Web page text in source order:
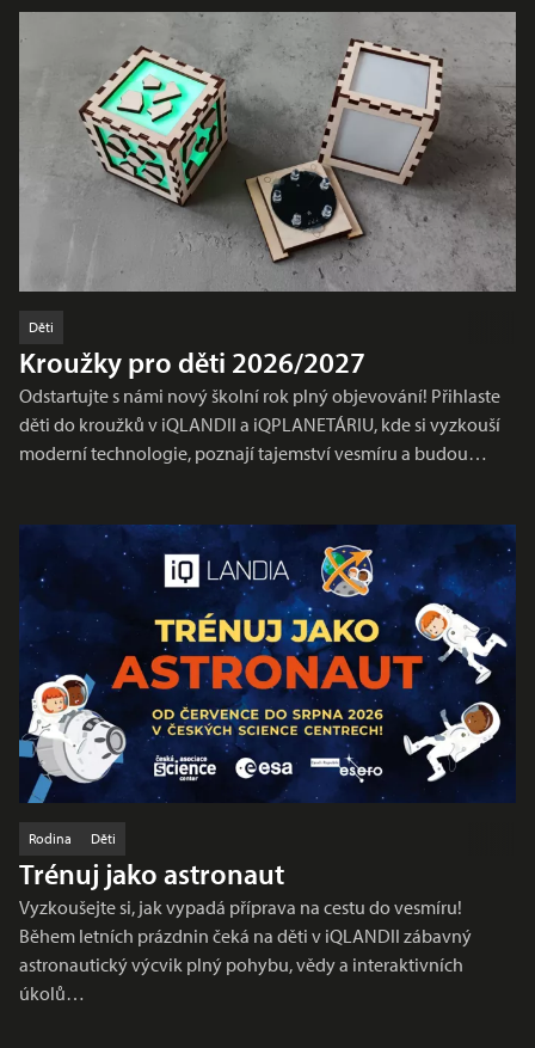
Děti
Kroužky pro děti 2026/2027
Odstartujte s námi nový školní rok plný objevování! Přihlaste
děti do kroužků v iQLANDII a iQPLANETÁRIU, kde si vyzkouší
moderní technologie, poznají tajemství vesmíru a budou…
Rodina Děti
Trénuj jako astronaut
Vyzkoušejte si, jak vypadá příprava na cestu do vesmíru!
Během letních prázdnin čeká na děti v iQLANDII zábavný
astronautický výcvik plný pohybu, vědy a interaktivních
úkolů…